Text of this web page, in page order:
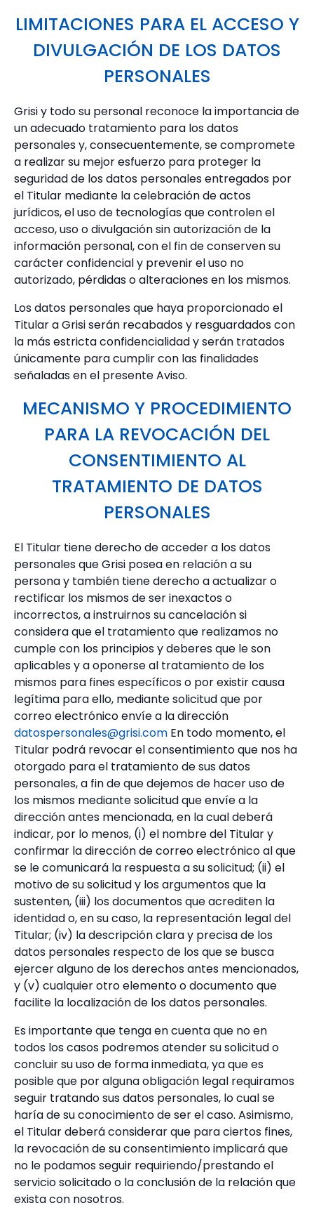
LIMITACIONES PARA EL ACCESO Y
DIVULGACIÓN DE LOS DATOS
PERSONALES
Grisi y todo su personal reconoce la importancia de
un adecuado tratamiento para los datos
personales y, consecuentemente, se compromete
a realizar su mejor esfuerzo para proteger la
seguridad de los datos personales entregados por
el Titular mediante la celebración de actos
jurídicos, el uso de tecnologías que controlen el
acceso, uso o divulgación sin autorización de la
información personal, con el fin de conserven su
carácter confidencial y prevenir el uso no
autorizado, pérdidas o alteraciones en los mismos.
Los datos personales que haya proporcionado el
Titular a Grisi serán recabados y resguardados con
la más estricta confidencialidad y serán tratados
únicamente para cumplir con las finalidades
señaladas en el presente Aviso.
MECANISMO Y PROCEDIMIENTO
PARA LA REVOCACIÓN DEL
CONSENTIMIENTO AL
TRATAMIENTO DE DATOS
PERSONALES
El Titular tiene derecho de acceder a los datos
personales que Grisi posea en relación a su
persona y también tiene derecho a actualizar o
rectificar los mismos de ser inexactos o
incorrectos, a instruirnos su cancelación si
considera que el tratamiento que realizamos no
cumple con los principios y deberes que le son
aplicables y a oponerse al tratamiento de los
mismos para fines específicos o por existir causa
legítima para ello, mediante solicitud que por
correo electrónico envíe a la dirección
datospersonales@grisi.com En todo momento, el
Titular podrá revocar el consentimiento que nos ha
otorgado para el tratamiento de sus datos
personales, a fin de que dejemos de hacer uso de
los mismos mediante solicitud que envíe a la
dirección antes mencionada, en la cual deberá
indicar, por lo menos, (i) el nombre del Titular y
confirmar la dirección de correo electrónico al que
se le comunicará la respuesta a su solicitud; (ii) el
motivo de su solicitud y los argumentos que la
sustenten, (iii) los documentos que acrediten la
identidad o, en su caso, la representación legal del
Titular; (iv) la descripción clara y precisa de los
datos personales respecto de los que se busca
ejercer alguno de los derechos antes mencionados,
y (v) cualquier otro elemento o documento que
facilite la localización de los datos personales.
Es importante que tenga en cuenta que no en
todos los casos podremos atender su solicitud o
concluir su uso de forma inmediata, ya que es
posible que por alguna obligación legal requiramos
seguir tratando sus datos personales, lo cual se
haría de su conocimiento de ser el caso. Asimismo,
el Titular deberá considerar que para ciertos fines,
la revocación de su consentimiento implicará que
no le podamos seguir requiriendo/prestando el
servicio solicitado o la conclusión de la relación que
exista con nosotros.